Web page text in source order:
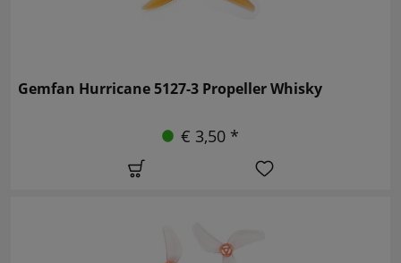
Gemfan Hurricane 5127-3 Propeller Whisky
€ 3,50 *